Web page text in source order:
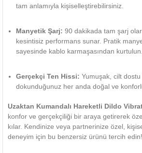
tam anlamıyla kişiselleştirebilirsiniz.
Manyetik Şarj: 90 dakikada tam şarj
kesintisiz performans sunar. Pratik
sayesinde kablo karmaşasından kurtulun.
Gerçekçi Ten Hissi: Yumuşak, cilt dostu
dokunduğunuz her anda doğal ve
Uzaktan Kumandalı Hareketli Dildo
konfor ve gerçekçiliği bir araya getirerek
kılar. Kendinize veya partnerinize özel,
deneyim için bu benzersiz ürünü tercih edin!